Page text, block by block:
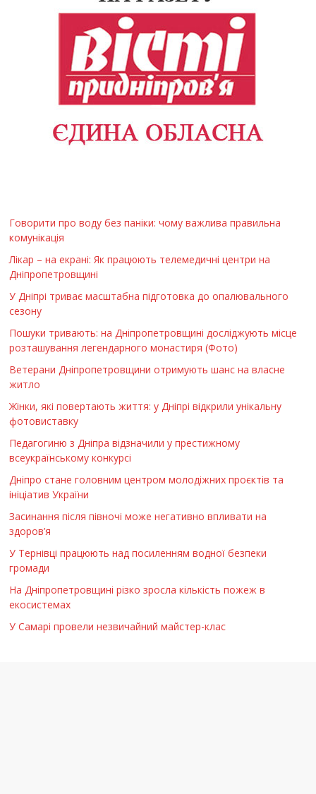
Говорити про воду без паніки: чому важлива правильна
комунікація
Лікар – на екрані: Як працюють телемедичні центри на
Дніпропетровщині
У Дніпрі триває масштабна підготовка до опалювального
сезону
Пошуки тривають: на Дніпропетровщині досліджують місце
розташування легендарного монастиря (Фото)
Ветерани Дніпропетровщини отримують шанс на власне
житло
Жінки, які повертають життя: у Дніпрі відкрили унікальну
фотовиставку
Педагогиню з Дніпра відзначили у престижному
всеукраїнському конкурсі
Дніпро стане головним центром молодіжних проєктів та
ініціатив України
Засинання після півночі може негативно впливати на
здоров’я
У Тернівці працюють над посиленням водної безпеки
громади
На Дніпропетровщині різко зросла кількість пожеж в
екосистемах
У Самарі провели незвичайний майстер-клас